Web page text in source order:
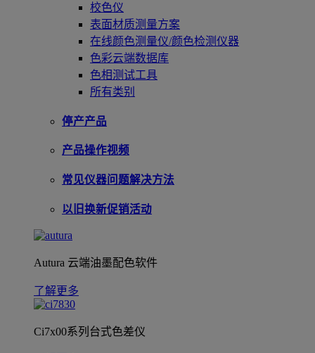
校色仪
表面材质测量方案
在线颜色测量仪/颜色检测仪器
色彩云端数据库
色相测试工具
所有类别
停产产品
产品操作视频
常见仪器问题解决方法
以旧换新促销活动
Autura 云端油墨配色软件
了解更多
Ci7x00系列台式色差仪